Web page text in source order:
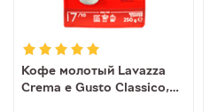
Кофе молотый Lavazza
Crema e Gusto Classico,